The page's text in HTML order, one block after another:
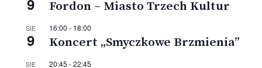
9 Fordon – Miasto Trzech Kultur
SIE
9
16:00 - 18:00
Koncert „Smyczkowe Brzmienia”
SIE 20:45 -22:45